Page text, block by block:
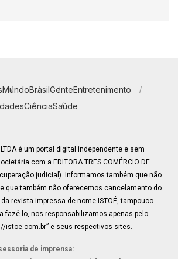
MundoBrasilGenteEntretenimento
CiênciaSaúde
LTDA é um portal digital independente e sem
com a EDITORA TRES COMÉRCIO DE
judicial). Informamos também que não
que também não oferecemos cancelamento do
revista impressa de nome ISTOÉ, tampouco
fazê-lo, nos responsabilizamos apenas pelo
istoe.com.br” e seus respectivos sites.
de imprensa: